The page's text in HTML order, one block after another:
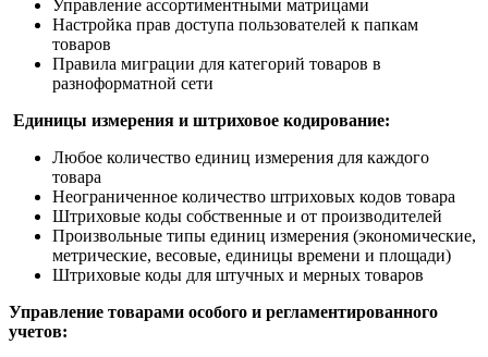
Управление ассортиментными матрицами
Настройка прав доступа пользователей к папкам
товаров
Правила миграции для категорий товаров в
разноформатной сети
Единицы измерения и штриховое кодирование:
Любое количество единиц измерения для каждого
товара
Неограниченное количество штриховых кодов товара
Штриховые коды собственные и от производителей
Произвольные типы единиц измерения (экономические,
метрические, весовые, единицы времени и площади)
Штриховые коды для штучных и мерных товаров
Управление товарами особого и регламентированного
учетов: